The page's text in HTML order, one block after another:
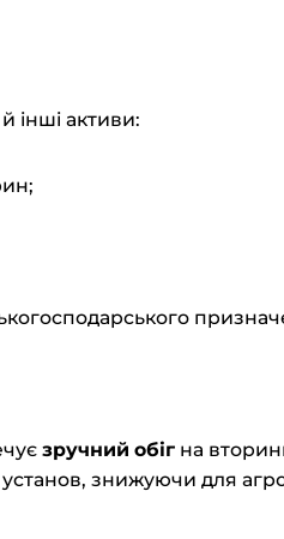
інші активи:
зручний обіг на
знижуючи для